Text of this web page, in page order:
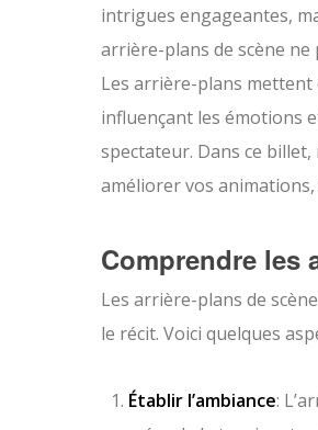
intrigues engageantes,
arrière-plans de scène
Les arrière-plans mettent
influençant les émotions
spectateur. Dans ce
améliorer vos animations,
Comprendre les
Les arrière-plans de
le récit. Voici quelques
Établir l’ambiance: